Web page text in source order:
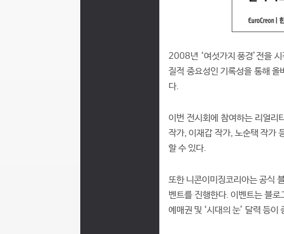
2008년 ‘여섯가지 풍경’전을
질적 중요성인 기록성을 통해 올
다.
이번 전시회에 참여하는 리얼리
작가, 이재갑 작가, 노순택 작가
할 수 있다.
또한 니콘이미징코리아는 공식
벤트를 진행한다. 이벤트는 블
예매권 및 ‘시대의 눈’ 달력 등이